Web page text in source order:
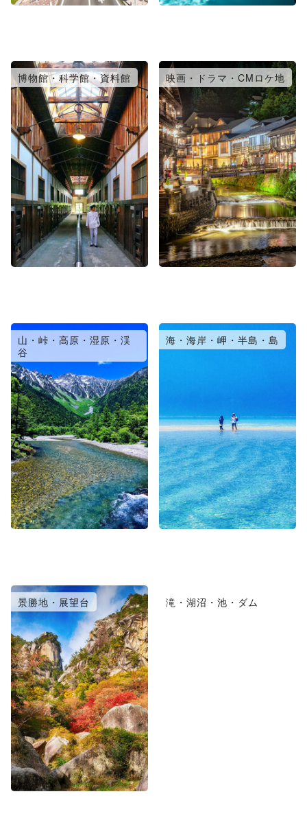
博物館・科学館・資料館 映画・ドラマ・CMロケ地
山・峠・高原・湿原・渓
谷
海・海岸・岬・半島・島
景勝地・展望台 滝・湖沼・池・ダム